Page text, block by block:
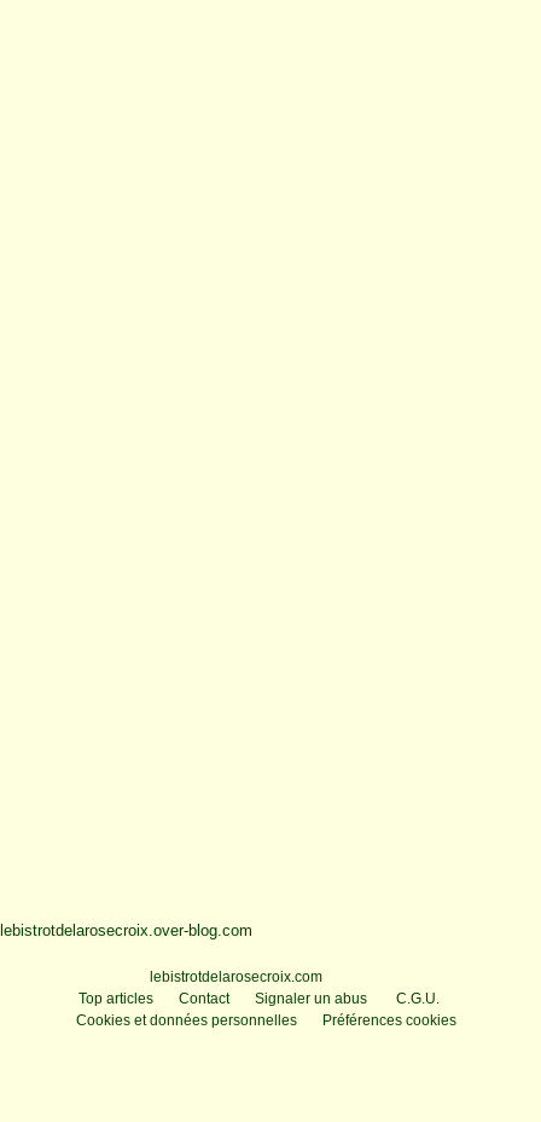
lebistrotdelarosecroix.over-blog.com
lebistrotdelarosecroix.com
Top articles
Contact Signaler un abus
C.G.U.
Cookies et données personnelles
Préférences cookies